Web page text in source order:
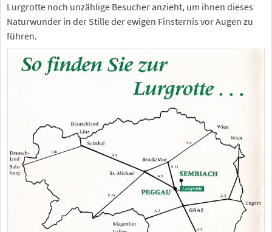
Lurgrotte noch unzählige Besucher anzieht, um ihnen dieses
Naturwunder in der Stille der ewigen Finsternis vor Augen zu
führen.